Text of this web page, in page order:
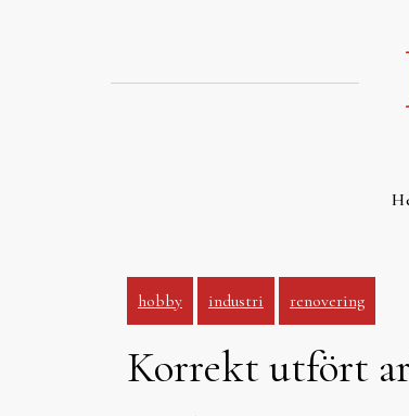
hobby industri renovering
Korrekt utfört